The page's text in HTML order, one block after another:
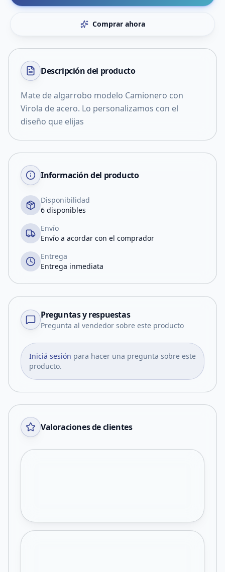
Comprar ahora
Descripción del producto
Mate de algarrobo modelo Camionero con
Virola de acero. Lo personalizamos con el
diseño que elijas
Información del producto
Disponibilidad
6 disponibles
Envío
Envío a acordar con el comprador
Entrega
Entrega inmediata
Preguntas y respuestas
Pregunta al vendedor sobre este producto
Iniciá sesión para hacer una pregunta sobre este
producto.
Valoraciones de clientes